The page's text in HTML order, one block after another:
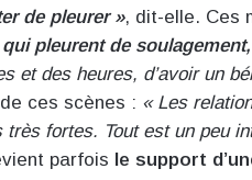
de pleurer », dit-elle. Ces
pleurent de
et des heures, d’avoir un
ces scènes : « Les
très fortes. Tout est un peu
parfois le support